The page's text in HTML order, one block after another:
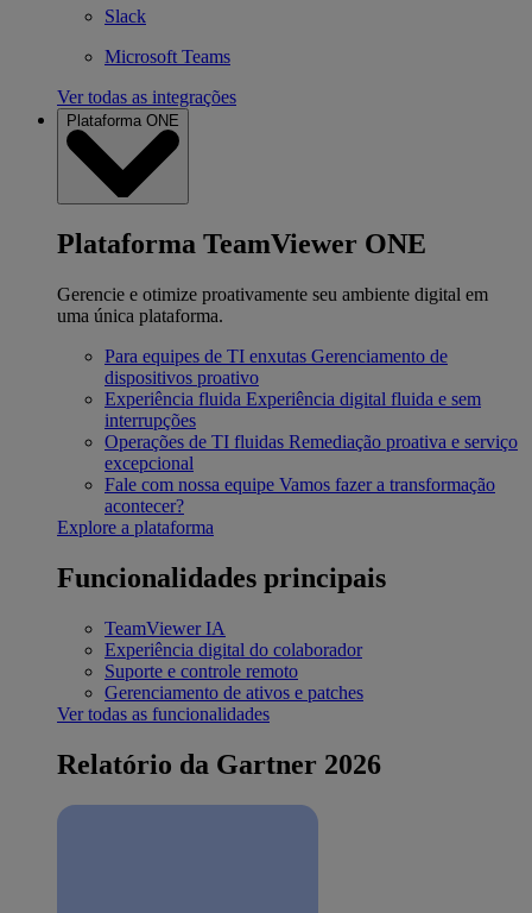
Slack
Microsoft Teams
Ver todas as integrações
Plataforma ONE
Plataforma TeamViewer ONE
Gerencie e otimize proativamente seu ambiente digital em
uma única plataforma.
Para equipes de TI enxutas Gerenciamento de
dispositivos proativo
Experiência fluida Experiência digital fluida e sem
interrupções
Operações de TI fluidas Remediação proativa e serviço
excepcional
Fale com nossa equipe Vamos fazer a transformação
acontecer?
Explore a plataforma
Funcionalidades principais
TeamViewer IA
Experiência digital do colaborador
Suporte e controle remoto
Gerenciamento de ativos e patches
Ver todas as funcionalidades
Relatório da Gartner 2026